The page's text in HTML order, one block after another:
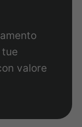
valore